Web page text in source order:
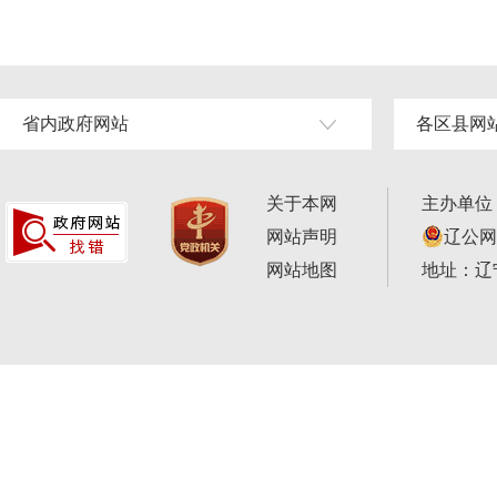
省内政府网站 各区县网
关于本网
网站声明
网站地图
主办单
辽公
地址：辽